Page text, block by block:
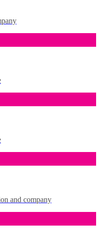
and company